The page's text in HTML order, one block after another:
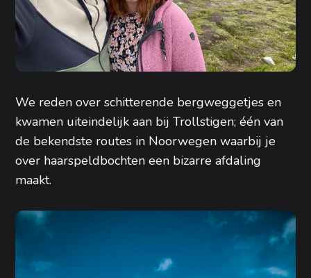
We reden over schitterende bergweggetjes en
kwamen uiteindelijk aan bij Trollstigen; één van
de bekendste routes in Noorwegen waarbij je
over haarspeldbochten een bizarre afdaling
maakt.